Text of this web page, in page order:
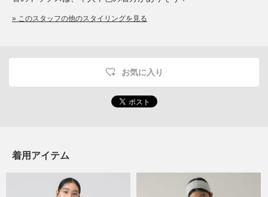
» このスタッフの他のスタイリングを見る
お気に入り
着用アイテム